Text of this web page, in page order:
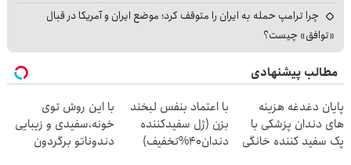
چرا ترامپ حمله به ایران را متوقف کرد؛ موضع ایران و آمریکا در قبال
«توافق» چیست؟
مطالب پیشنهادی
پایان دغدغه هزینه
های دندان پزشکی با
پک سفید کننده خانگی
با اعتماد بنفس لبخند
بزن (ژل سفیدکننده
دندان40%تخفیف)
با این روش توی
خونه،سفیدی و زیبایی
دندوناتو برگردون